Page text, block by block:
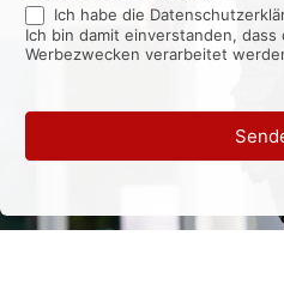
Ich habe die
Ich bin damit einverstanden,
Werbezwecken verarbeitet